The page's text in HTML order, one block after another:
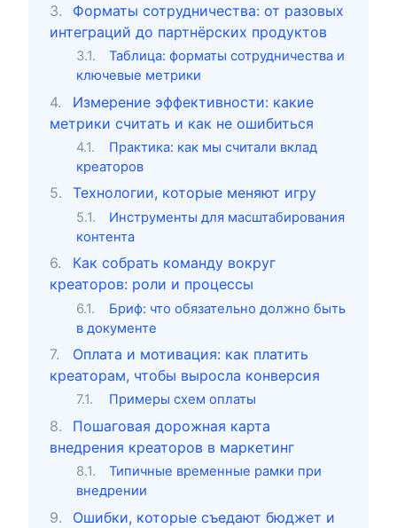
Форматы сотрудничества: от разовых
интеграций до партнёрских продуктов
Таблица: форматы сотрудничества и
ключевые метрики
Измерение эффективности: какие
метрики считать и как не ошибиться
Практика: как мы считали вклад
креаторов
Технологии, которые меняют игру
Инструменты для масштабирования
контента
Как собрать команду вокруг
креаторов: роли и процессы
Бриф: что обязательно должно быть
в документе
Оплата и мотивация: как платить
креаторам, чтобы выросла конверсия
Примеры схем оплаты
Пошаговая дорожная карта
внедрения креаторов в маркетинг
Типичные временные рамки при
внедрении
Ошибки, которые съедают бюджет и